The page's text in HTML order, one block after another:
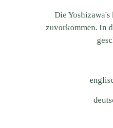
Die
zuvorkommen. In